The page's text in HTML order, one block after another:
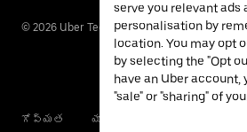
© 2026 Uber Technologies Inc.
గోప్యత యాక్సెసబిలిటీ
serve you relevant ads
personalisation by
location. You may opt
by selecting the "Opt
have an Uber account,
"sale" or "sharing" of